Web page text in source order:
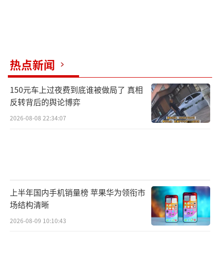
热点新闻
150元车上过夜费到底谁被做局了 真相
反转背后的舆论博弈
2026-08-08 22:34:07
上半年国内手机销量榜 苹果华为领衔市
场结构清晰
2026-08-09 10:10:43